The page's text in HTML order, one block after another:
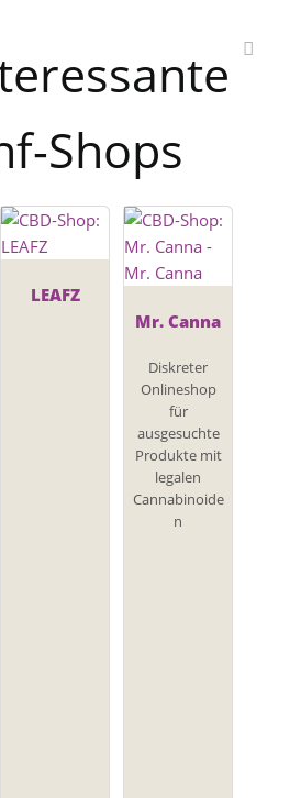
Shops
LEAFZ
Mr. Canna
Diskreter
Onlineshop
für
ausgesuchte
Produkte mit
legalen
Cannabinoide
n